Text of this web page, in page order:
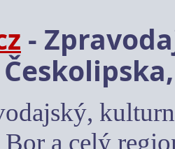
-
a celý